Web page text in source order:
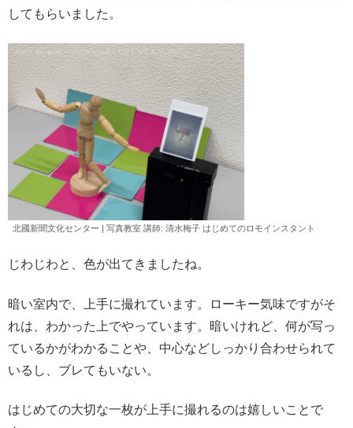
してもらいました。
北國新聞文化センター | 写真教室 講師: 清水梅子 はじめてのロモインスタント
じわじわと、色が出てきましたね。
暗い室内で、上手に撮れています。ローキー気味ですがそ
れは、わかった上でやっています。暗いけれど、何が写っ
ているかがわかることや、中心などしっかり合わせられて
いるし、ブレてもいない。
はじめての大切な一枚が上手に撮れるのは嬉しいことで